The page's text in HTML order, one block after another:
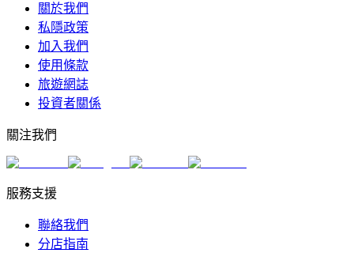
關於我們
私隱政策
加入我們
使用條款
旅遊網誌
投資者關係
關注我們
服務支援
聯絡我們
分店指南